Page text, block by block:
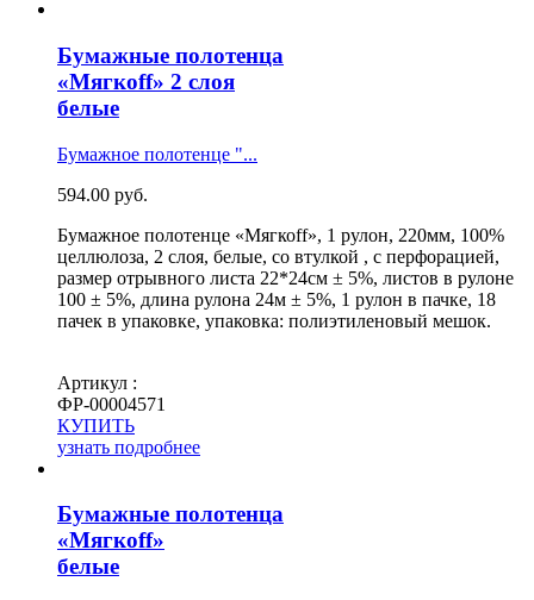
Бумажные полотенца
«Мягкоff» 2 слоя
белые
Бумажное полотенце "...
594.00 руб.
Бумажное полотенце «Мягкоff», 1 рулон, 220мм, 100%
целлюлоза, 2 слоя, белые, со втулкой , с перфорацией,
размер отрывного листа 22*24см ± 5%, листов в рулоне
100 ± 5%, длина рулона 24м ± 5%, 1 рулон в пачке, 18
пачек в упаковке, упаковка: полиэтиленовый мешок.
Артикул :
ФР-00004571
КУПИТЬ
узнать подробнее
Бумажные полотенца
«Мягкоff»
белые